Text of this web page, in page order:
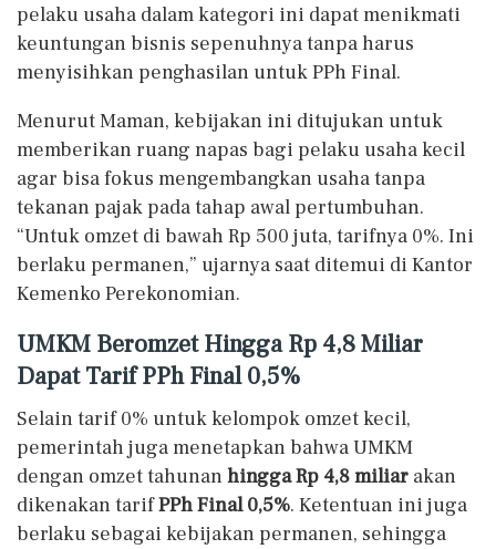
pelaku usaha dalam kategori ini dapat menikmati
keuntungan bisnis sepenuhnya tanpa harus
menyisihkan penghasilan untuk PPh Final.
Menurut Maman, kebijakan ini ditujukan untuk
memberikan ruang napas bagi pelaku usaha kecil
agar bisa fokus mengembangkan usaha tanpa
tekanan pajak pada tahap awal pertumbuhan.
“Untuk omzet di bawah Rp 500 juta, tarifnya 0%. Ini
berlaku permanen,” ujarnya saat ditemui di Kantor
Kemenko Perekonomian.
UMKM Beromzet Hingga Rp 4,8 Miliar
Dapat Tarif PPh Final 0,5%
Selain tarif 0% untuk kelompok omzet kecil,
pemerintah juga menetapkan bahwa UMKM
dengan omzet tahunanhingga Rp 4,8 miliar akan
dikenakan tarifPPh Final 0,5%. Ketentuan ini juga
berlaku sebagai kebijakan permanen, sehingga